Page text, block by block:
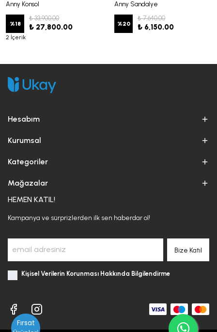
Anny Konsol
%18
₺ 33,900.00
₺ 27,800.00
2 İçerik
Anny Sandalye
%20
₺ 7,640.00
₺ 6,150.00
Hesabım
Kurumsal
Kategoriler
Mağazalar
HEMEN KATIL!
Kampanya ve sürprizlerden ilk sen haberdar ol!
Bize Katıl
Kişisel Verilerin Korunması Hakkında Bilgilendirme
Fırsat